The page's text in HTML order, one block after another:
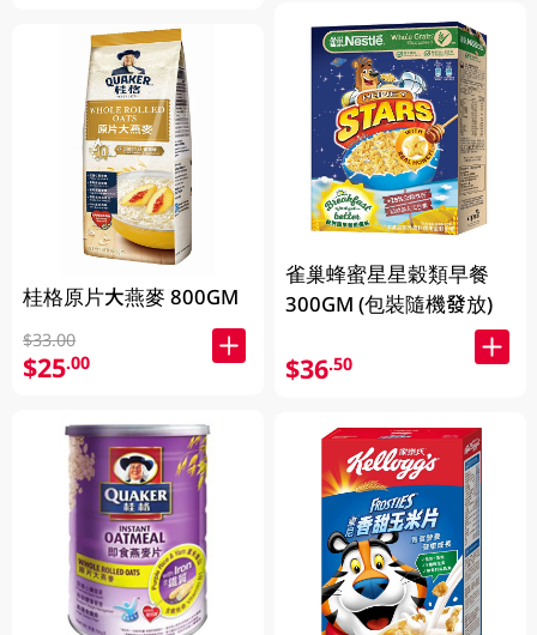
桂格原片大燕麥 800GM
$33.00
$25.00
雀巢蜂蜜星星穀類早餐
300GM (包裝隨機發放)
$36.50